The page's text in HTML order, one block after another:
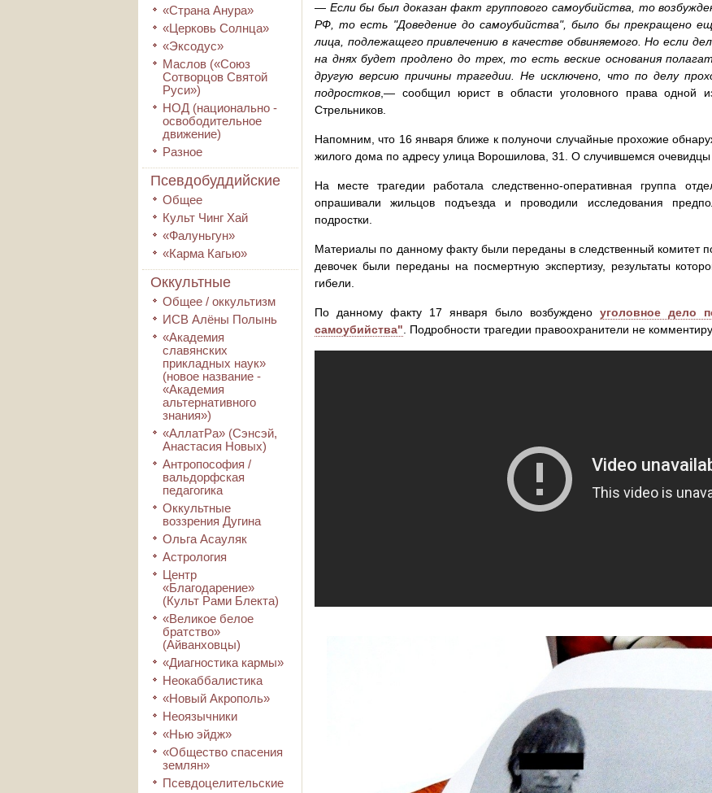
«Страна Анура»
«Церковь Солнца»
«Эксодус»
Маслов («Союз
Сотворцов Святой
Руси»)
НОД (национально -
освободительное
движение)
Разное
Псевдобуддийские
Общее
Культ Чинг Хай
«Фалуньгун»
«Карма Кагью»
Оккультные
Общее / оккультизм
ИСВ Алёны Полынь
«Академия
славянских
прикладных наук»
(новое название -
«Академия
альтернативного
знания»)
«АллатРа» (Сэнсэй,
Анастасия Новых)
Антропософия /
вальдорфская
педагогика
Оккультные
воззрения Дугина
Ольга Асауляк
Астрология
Центр
«Благодарение»
(Культ Рами Блекта)
«Великое белое
братство»
(Айванховцы)
«Диагностика кармы»
Неокаббалистика
«Новый Акрополь»
Неоязычники
«Нью эйдж»
«Общество спасения
землян»
Псевдоцелительские
— Если бы был доказан факт группового самоубийства, то
РФ, то есть "Доведение до самоубийства", было бы прекращено
лица, подлежащего привлечению в качестве обвиняемого. Но если
на днях будет продлено до трех, то есть веские основания
другую версию причины трагедии. Не исключено, что по делу
подростков ,— сообщил юрист в области уголовного права одной
Стрельников.
Напомним, что 16 января ближе к полуночи случайные прохожие
жилого дома по адресу улица Ворошилова, 31. О случившемся
На месте трагедии работала следственно-оперативная группа
опрашивали жильцов подъезда и проводили исследования
подростки.
Материалы по данному факту были переданы в следственный комитет
девочек были переданы на посмертную экспертизу, результаты
гибели.
По данному факту 17 января было возбуждено уголовное дело
самоубийства" . Подробности трагедии правоохранители не